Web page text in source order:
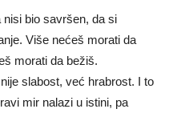
nisi bio savršen, da si
Više nećeš morati da
morati da bežiš.
slabost, već hrabrost. I to
mir nalazi u istini, pa